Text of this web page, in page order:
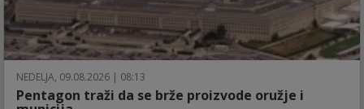
NEDELJA, 09.08.2026 | 08:13
Pentagon traži da se brže proizvode oružje i